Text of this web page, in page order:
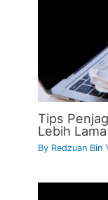
Tips
Lebih Lama
By Redzuan Bin